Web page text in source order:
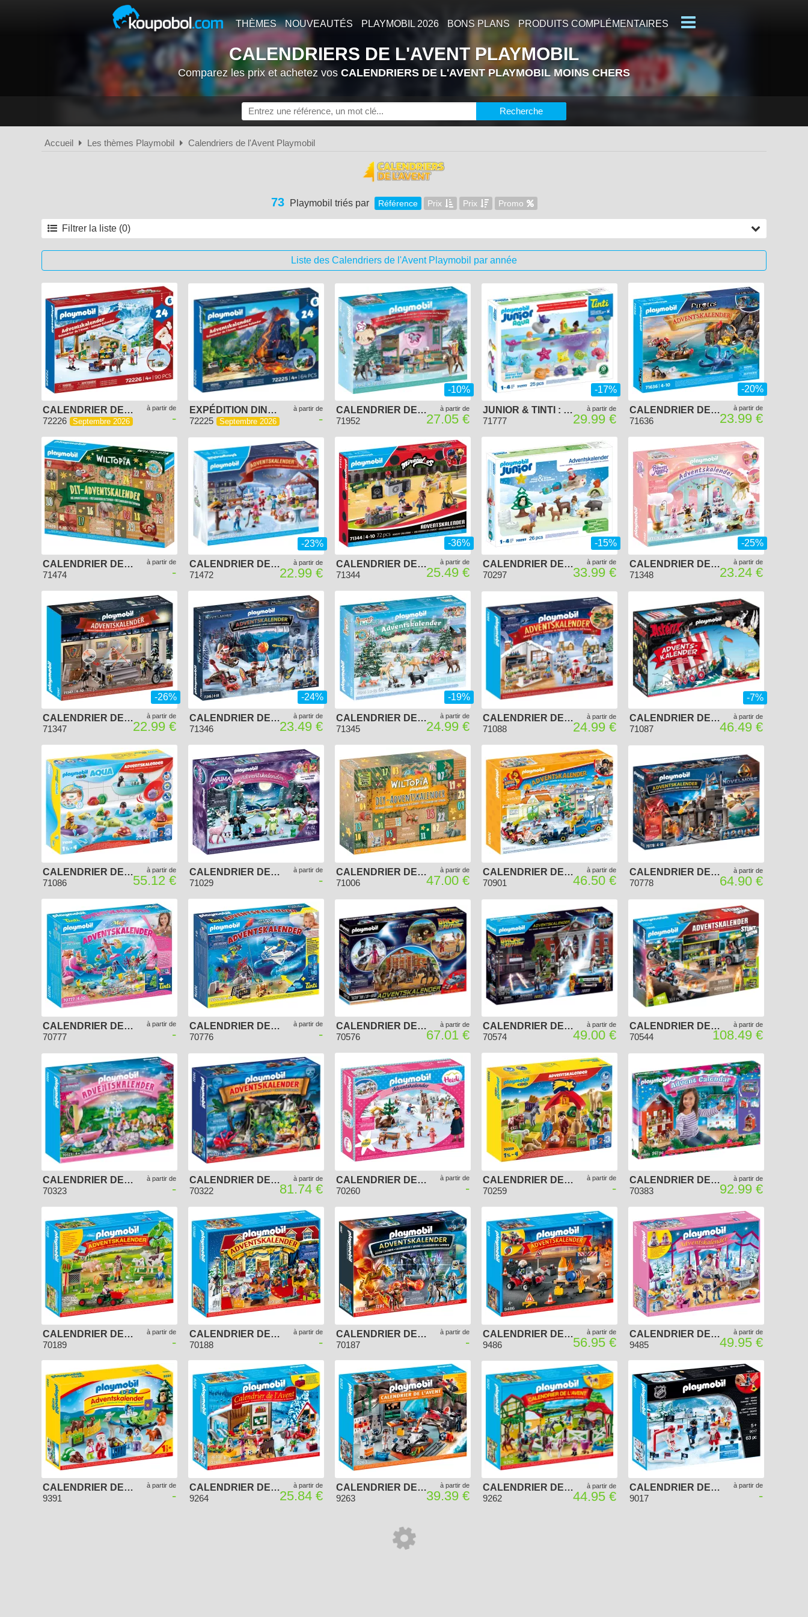
THÈMES NOUVEAUTÉS PLAYMOBIL 2026 BONS PLANS PRODUITS COMPLÉMENTAIRES
ACTUALITÉS ASSOCIATIONS DE FANS EXPOSITIONS PLAYMOBIL
CATALOGUES PLAYMOBIL LES PLAYMOBIL LES PLUS CHERS
CALENDRIERS DE L'AVENT PLAYMOBIL
Comparez les prix et achetez vos CALENDRIERS DE L'AVENT PLAYMOBIL MOINS CHERS
Recherche
Accueil Les thèmes Playmobil Calendriers de l'Avent Playmobil
73 Playmobil triés par Référence Prix Prix Promo
Filtrer la liste (0)
2012
2011 2010 2009 2008 2007
2006
2005
de 50 à 100 €
+ de 100 €
Liste des Calendriers de l'Avent Playmobil par année
CALENDRIER DE L'AVENT : AU PÔLE NORD
72226
Septembre 2026
à partir de
-
EXPÉDITION DINOSAURES
72225
Septembre 2026
à partir de
-
CALENDRIER DE L'AVENT PLAYMOBIL 2025 - PÂTISSERIE DE NOËL
71952
à partir de
27.05 €
-10%
JUNIOR & TINTI : CALENDRIER DE L'AVENT
71777
à partir de
29.99 €
-17%
CALENDRIER DE L'AVENT PLAYMOBIL 2024 - PIRATES
71636
à partir de
23.99 €
-20%
CALENDRIER DE L'AVENT PLAYMOBIL 2024 - TOUR DU MONDE DES ANIMAUX DIY
71474
à partir de
-
CALENDRIER DE L'AVENT PLAYMOBIL 2024 - MARCHÉ DE NOËL
71472
à partir de
22.99 €
-23%
CALENDRIER DE L'AVENT PLAYMOBIL 2024 - MIRACULOUS PIQUE-NIQUE À PARIS
71344
à partir de
25.49 €
-36%
CALENDRIER DE L'AVENT PLAYMOBIL 2024 - JUNIOR LES ANIMAUX DE LA FORÊT
70297
à partir de
33.99 €
-15%
CALENDRIER DE L'AVENT PLAYMOBIL 2023 - ARC-EN-CIEL
71348
à partir de
23.24 €
-25%
CALENDRIER DE L'AVENT PLAYMOBIL 2023 - POLICE
71347
à partir de
22.99 €
-26%
CALENDRIER DE L'AVENT PLAYMOBIL 2023 - NOËL DES CHEVALIERS NOVELMORE
71346
à partir de
23.49 €
-24%
CALENDRIER DE L'AVENT PLAYMOBIL 2023 - EQUESTRE
71345
à partir de
24.99 €
-19%
CALENDRIER DE L'AVENT PLAYMOBIL 2022 - PÂTISSERIE DE NOËL
71088
à partir de
24.99 €
CALENDRIER DE L'AVENT PLAYMOBIL 2022 - ASTÉRIX ET LES PIRATES
71087
à partir de
46.49 €
-7%
CALENDRIER DE L'AVENT PLAYMOBIL 2022 - 1.2.3 AQUA
71086
à partir de
55.12 €
CALENDRIER DE L'AVENT PLAYMOBIL 2022 - ADVENTURES OF AYUMA
71029
à partir de
-
CALENDRIER DE L'AVENT PLAYMOBIL 2022 - TOUR DU MONDE DES ANIMAUX DIY
71006
à partir de
47.00 €
CALENDRIER DE L'AVENT PLAYMOBIL 2022 - DUCK ON CALL
70901
à partir de
46.50 €
CALENDRIER DE L'AVENT PLAYMOBIL 2021 - NOVELMORE "ATELIER DE DARIO"
70778
à partir de
64.90 €
CALENDRIER DE L'AVENT PLAYMOBIL 2021 - LE MONDE DES SIRÈNES
70777
à partir de
-
CALENDRIER DE L'AVENT PLAYMOBIL 2021 - JEU DE BAIN POLICIERS MISSION AQUATIQUE
70776
à partir de
-
CALENDRIER DE L'AVENT PLAYMOBIL 2021 - BACK TO THE FUTURE PART III
70576
à partir de
67.01 €
CALENDRIER DE L'AVENT PLAYMOBIL 2020 - BACK TO THE FUTURE
70574
à partir de
49.00 €
CALENDRIER DE L'AVENT PLAYMOBIL 2020 - CASCADEURS XXL
70544
à partir de
108.49 €
CALENDRIER DE L'AVENT PLAYMOBIL 2020 - PIQUE-NIQUE ROYAL
70323
à partir de
-
CALENDRIER DE L'AVENT PLAYMOBIL 2020 - PIRATES
70322
à partir de
81.74 €
CALENDRIER DE L'AVENT PLAYMOBIL 2020 - HEIDI EN HIVER
70260
à partir de
-
CALENDRIER DE L'AVENT PLAYMOBIL 2020 - CRÈCHE DE NOËL
70259
à partir de
-
CALENDRIER DE L'AVENT PÈRE NOËL DANS LA VILLE
70383
à partir de
92.99 €
CALENDRIER DE L'AVENT "ANIMAUX DE LA FERME"
70189
à partir de
-
CALENDRIER DE L'AVENT "BOUTIQUE DE JOUETS"
70188
à partir de
-
CALENDRIER DE L'AVENT "DUEL DE CHEVALIERS"
70187
à partir de
-
CALENDRIER DE L'AVENT "POMPIERS ET INCENDIE DE CHANTIER"
9486
à partir de
56.95 €
CALENDRIER DE L'AVENT "BAL DE NOËL AU SALON DE CRISTAL"
9485
à partir de
49.95 €
CALENDRIER DE L'AVENT 1.2.3 "PÈRE NOËL ET ANIMAUX DE LA FORÊT"
9391
à partir de
-
CALENDRIER DE L'AVENT "FABRIQUE DU PÈRE NOËL"
9264
à partir de
25.84 €
CALENDRIER DE L'AVENT "TOP AGENTS"
9263
à partir de
39.39 €
CALENDRIER DE L'AVENT "CENTRE ÉQUESTRE"
9262
à partir de
44.95 €
CALENDRIER DE L'AVENT NHL RIVALITÉ SUR L'ÉTANG
9017
à partir de
-